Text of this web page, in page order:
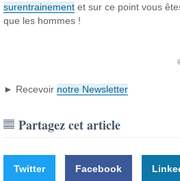
surentrainement et sur ce point vous
que les hommes !
► Recevoir notre Newsletter
Partagez cet article
Twitter Facebook